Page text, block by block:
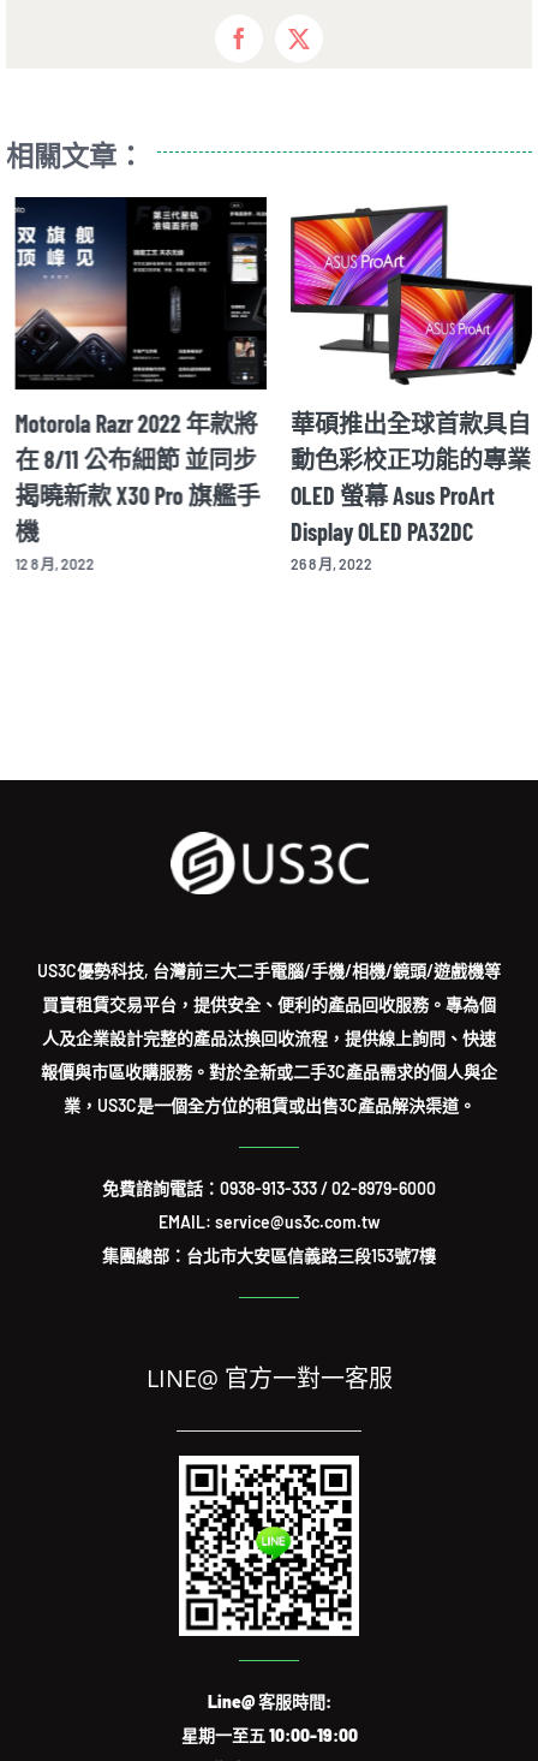
Facebook
X
相關文章：
Motorola Razr 2022 年款將
在 8/11 公布細節 並同步
揭曉新款 X30 Pro 旗艦手
機
12 8 月, 2022
華碩推出全球首款具自
動色彩校正功能的專業
OLED 螢幕 Asus ProArt
Display OLED PA32DC
26 8 月, 2022
US3C優勢科技, 台灣前三大二手電腦/手機/相機/鏡頭/遊戲機等
買賣租賃交易平台，提供安全、便利的產品回收服務。專為個
人及企業設計完整的產品汰換回收流程，提供線上詢問、快速
報價與市區收購服務。對於全新或二手3C產品需求的個人與企
業，US3C是一個全方位的租賃或出售3C產品解決渠道。
免費諮詢電話： 0938-913-333/02-8979-6000
EMAIL: service@us3c.com.tw
集團總部：台北市大安區信義路三段153號7樓
LINE@ 官方一對一客服
Line@ 客服時間:
星期一至五 10:00-19:00